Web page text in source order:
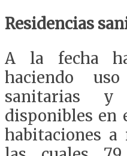
Residencias
A la fecha
haciendo
sanitarias y
disponibles en
habitaciones